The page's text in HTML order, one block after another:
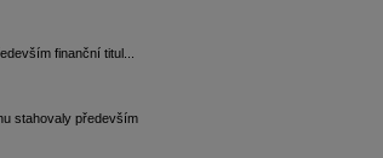
finanční titul...
stahovaly především